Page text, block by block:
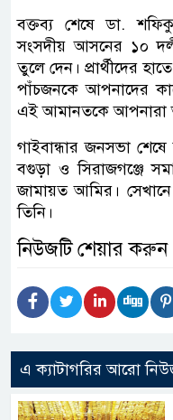
বক্তব্য শেষে ডা.
সংসদীয় আসনের ১০
তুলে দেন। প্রার্থীদের
পাঁচজনকে আপনাদের
এই আমানতকে আপনারা
গাইবান্ধার জনসভা শেষে
বগুড়া ও সিরাজগঞ্জে
জামায়ত আমির।
তিনি।
নিউজটি শেয়ার করুন
এ ক্যাটাগরির আরো